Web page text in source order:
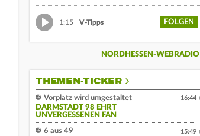
1:15 V-Tipps FOLGEN
NORDHESSEN-WEBRADIO
THEMEN-TICKER
Vorplatz wird umgestaltet
DARMSTADT 98 EHRT
UNVERGESSENEN FAN
16:44
6 aus 49
15:49